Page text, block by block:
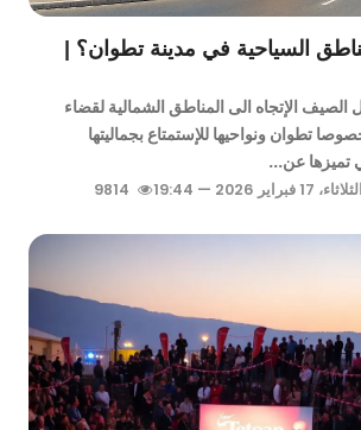
السياحية في مدينة تطوان؟ |
الإتجاه الى المناطق الشمالية لقضاء
تطوان ونواحيها للإستمتاع بجماليتها
تميزها عن...
الثلاثاء، 17 فبراير 2026 — 19:44